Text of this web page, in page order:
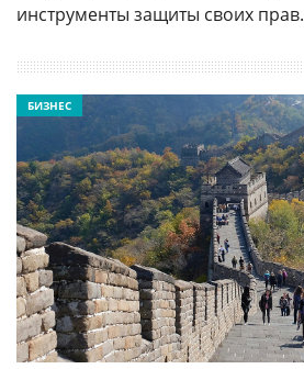
инструменты защиты своих прав.
БИЗНЕС